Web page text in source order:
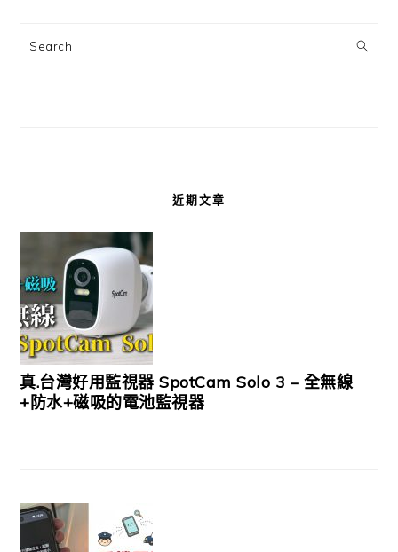
Search
近期文章
真.台灣好用監視器 SpotCam Solo 3 – 全無線
+防水+磁吸的電池監視器